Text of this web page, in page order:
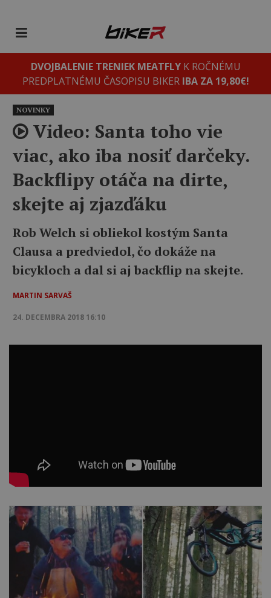
DVOJBALENIE TRENIEK MEATFLYK ROČNÉMU
PREDPLATNÉMU ČASOPISU BIKER IBA ZA 19,80€!
NOVINKY
Video: Santa toho vie
viac, ako iba nosiť darčeky.
Backflipy otáča na dirte,
skejte aj zjazďáku
Rob Welch si obliekol kostým Santa
Clausa a predviedol, čo dokáže na
bicykloch a dal si aj backflip na skejte.
MARTIN SARVAŠ
24. DECEMBRA 2018 16:10